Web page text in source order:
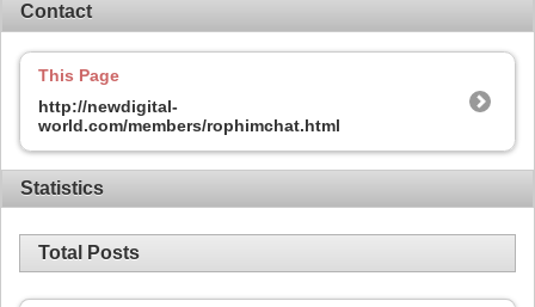
Contact
This Page
http://newdigital-
world.com/members/rophimchat.html
Statistics
Total Posts